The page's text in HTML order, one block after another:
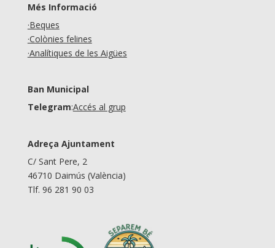
Més Informació
·Beques
·Colònies felines
·Analítiques de les Aigües
Ban Municipal
Telegram:Accés al grup
Adreça Ajuntament
C/ Sant Pere, 2
46710 Daimús (València)
Tlf. 96 281 90 03